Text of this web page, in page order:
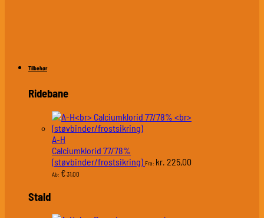
Tilbehør
Ridebane
A-H
Calciumklorid 77/78%
(støvbinder/frostsikring) Fra: kr. 225,00
Ab: €31,00
Stald